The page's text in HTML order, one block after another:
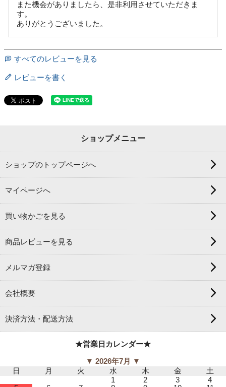
また機会がありましたら、是非利用させていただきま
す。
ありがとうございました。
すべてのレビューを見る
レビューを書く
ショップメニュー
ショップのトップページへ
マイページへ
買い物かごを見る
商品レビューを見る
メルマガ登録
会社概要
決済方法・配送方法
★営業日カレンダー★
▼ 2026年7月 ▼
日
月 火 水 木 金
土
1
2 3
4